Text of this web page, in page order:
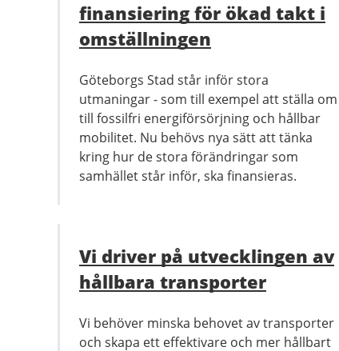
finansiering för ökad takt i
omställningen
Göteborgs Stad står inför stora
utmaningar - som till exempel att ställa om
till fossilfri energiförsörjning och hållbar
mobilitet. Nu behövs nya sätt att tänka
kring hur de stora förändringar som
samhället står inför, ska finansieras.
Vi driver på utvecklingen av
hållbara transporter
Vi behöver minska behovet av transporter
och skapa ett effektivare och mer hållbart